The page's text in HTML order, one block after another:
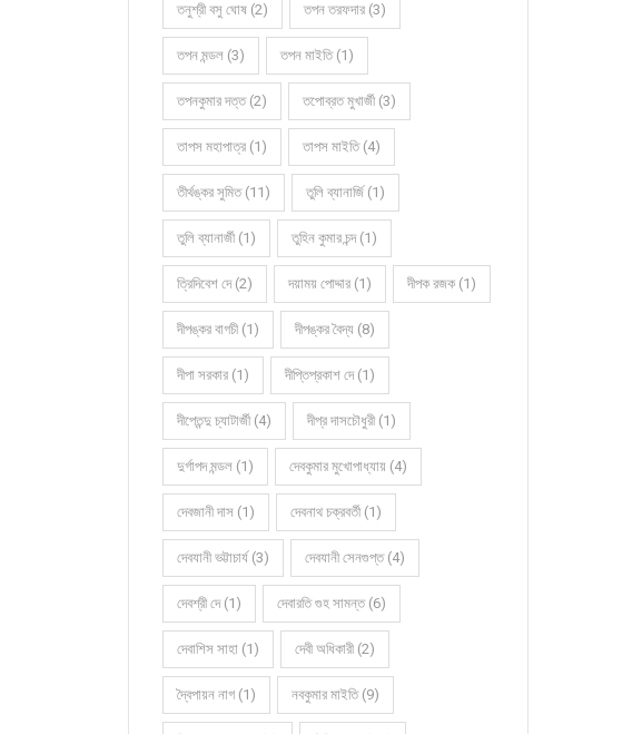
তনুশ্রী বসু ঘোষ (2) তপন তরফদার (3)
তপন মন্ডল (3) তপন মাইতি (1)
তপনকুমার দত্ত (2) তপোব্রত মুখার্জী (3)
তাপস মহাপাত্র (1) তাপস মাইতি (4)
তীর্থঙ্কর সুমিত (11) তুলি ব্যানার্জি (1)
তুলি ব্যানার্জী (1) তুহিন কুমার চন্দ (1)
ত্রিদিবেশ দে (2) দয়াময় পোদ্দার (1) দীপক রজক (1)
দীপঙ্কর বাগচী (1) দীপঙ্কর বৈদ্য (8)
দীপা সরকার (1) দীপ্তিপ্রকাশ দে (1)
দীপ্তেন্দু চ্যাটার্জী (4) দীপ্র দাসচৌধুরী (1)
দুর্গাপদ মন্ডল (1) দেবকুমার মুখোপাধ্যায় (4)
দেবজানী দাস (1) দেবনাথ চক্রবর্তী (1)
দেবযানী ভট্টাচার্য (3) দেবযানী সেনগুপ্ত (4)
দেবশ্রী দে (1) দেবারতি গুহ সামন্ত (6)
দেবাশিস সাহা (1) দেবী অধিকারী (2)
দ্বৈপায়ন নাগ (1) নবকুমার মাইতি (9)